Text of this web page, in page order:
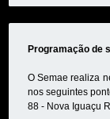
Programação de
O Semae realiza
nos seguintes
88 - Nova Iguaçu